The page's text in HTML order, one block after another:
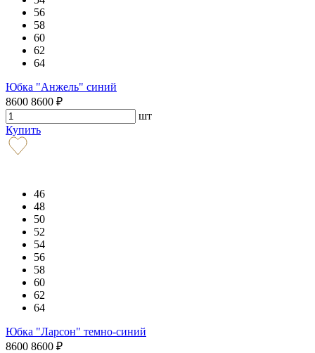
56
58
60
62
64
Юбка "Анжель" синий
8600 8600 ₽
шт
Купить
46
48
50
52
54
56
58
60
62
64
Юбка "Ларсон" темно-синий
8600 8600 ₽